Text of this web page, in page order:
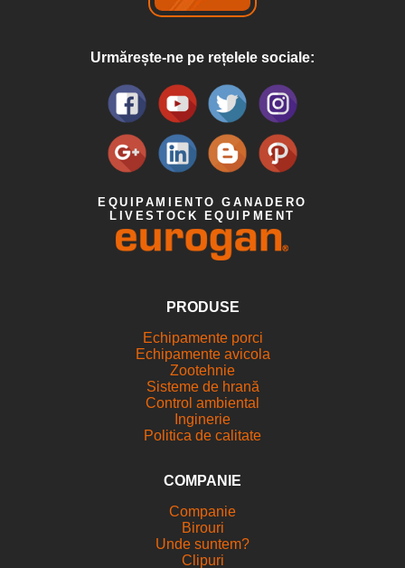
Urmărește-ne pe rețelele sociale:
EQUIPAMIENTO GANADERO
LIVESTOCK EQUIPMENT
PRODUSE
Echipamente porci
Echipamente avicola
Zootehnie
Sisteme de hrană
Control ambiental
Inginerie
Politica de calitate
COMPANIE
Companie
Birouri
Unde suntem?
Clipuri